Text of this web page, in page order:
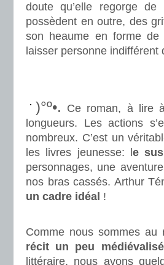
doute qu’elle regorge
possèdent en outre, des
son heaume en forme
laisser personne
)°º•. Ce roman, à lire
longueurs. Les actions
nombreux. C’est un
les livres jeunesse: le
personnages, une
nos bras cassés. Arthur
un cadre idéal !
Comme nous sommes au
récit un peu médiévalisé
littéraire, nous avons